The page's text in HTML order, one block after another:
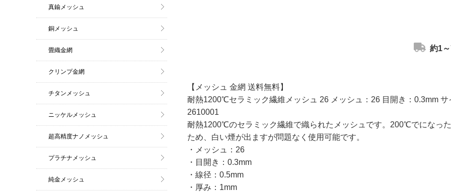
約1
【メッシュ 金網 送料無料】
耐熱1200℃セラミック繊維メッシュ 26 メッシュ：26 目開き：0.3mm サ
2610001
耐熱1200℃のセラミック繊維で織られたメッシュです。200℃でになっ
ため、白い煙が出ますが問題なく使用可能です。
・メッシュ：26
・目開き：0.3mm
・線径：0.5mm
・厚み：1mm
真鍮メッシュ
銅メッシュ
畳織金網
クリンプ金網
チタンメッシュ
ニッケルメッシュ
超高精度ナノメッシュ
プラチナメッシュ
純金メッシュ